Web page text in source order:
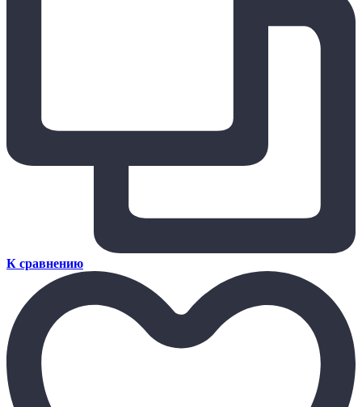
К сравнению